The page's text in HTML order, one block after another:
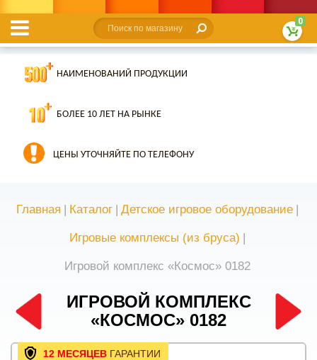
0
НАИМЕНОВАНИЙ ПРОДУКЦИИ
БОЛЕЕ 10 ЛЕТ НА РЫНКЕ
ЦЕНЫ УТОЧНЯЙТЕ ПО ТЕЛЕФОНУ
Главная | Каталог | Детское игровое оборудование |
Игровые комплексы (из бруса) |
Игровой комплекс «Космос» 0182
ИГРОВОЙ КОМПЛЕКС
«КОСМОС» 0182
12 МЕСЯЦЕВ ГАРАНТИИ